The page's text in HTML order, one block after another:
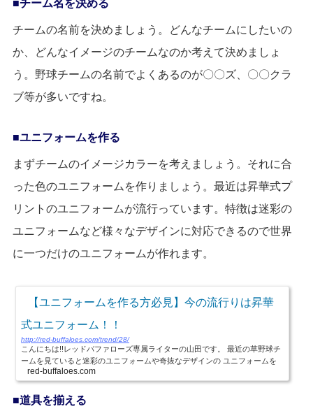
チーム名を決める
チームの名前を決めましょう。どんなチームにしたいの
か、どんなイメージのチームなのか考えて決めましょ
う。野球チームの名前でよくあるのが〇〇ズ、〇〇クラ
ブ等が多いですね。
ユニフォームを作る
まずチームのイメージカラーを考えましょう。それに合
った色のユニフォームを作りましょう。最近は昇華式プ
リントのユニフォームが流行っています。特徴は迷彩の
ユニフォームなど様々なデザインに対応できるので世界
に一つだけのユニフォームが作れます。
【ユニフォームを作る方必見】今の流行りは昇華
式ユニフォーム！！
http://red-buffaloes.com/trend/28/
こんにちは!!レッドバファローズ専属ライターの山田です。 最近の草野球チ
ームを見ていると迷彩のユニフォームや奇抜なデザインの ユニフォームを
着ているチームが増えています。 これまでユニホームはロゴやマークは刺
繍が一般的でした。しかし、最近はプロ野球球...
red-buffaloes.com
道具を揃える